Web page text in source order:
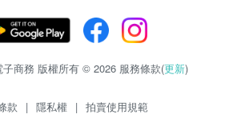
子商務 版權所有 © 2026 服務條款(更新)
款 | 隱私權 | 拍賣使用規範